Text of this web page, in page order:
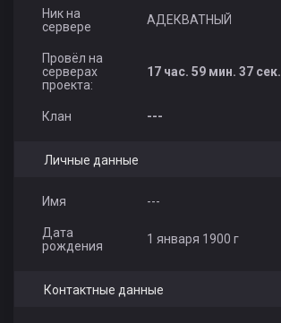
Ник на
сервере
АДЕКВАТНЫЙ
Провёл на
серверах
проекта:
17 час. 59 мин. 37 сек.
Клан ---
Личные данные
Имя ---
Дата
рождения
1 января 1900 г
Контактные данные